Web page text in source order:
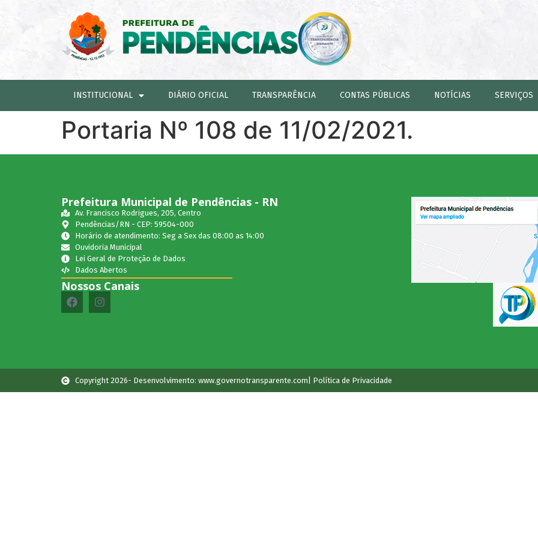
INSTITUCIONAL DIÁRIO OFICIAL TRANSPARÊNCIA CONTAS PÚBLICAS NOTÍCIAS SERVIÇOS
Portaria Nº 108 de 11/02/2021.
Prefeitura Municipal de Pendências - RN
Av. Francisco Rodrigues, 205, Centro
Pendências/RN - CEP: 59504-000
Horário de atendimento: Seg a Sex das 08:00 as 14:00
Ouvidoria Municipal
Lei Geral de Proteção de Dados
Dados Abertos
Nossos Canais
Copyright 2026- Desenvolvimento: www.governotransparente.com | Política de Privacidade